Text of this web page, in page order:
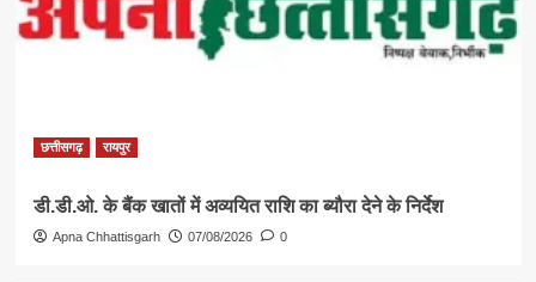
छत्तीसगढ़ रायपुर
डी.डी.ओ. के बैंक खातों में अव्ययित राशि का ब्यौरा देने के निर्देश
Apna Chhattisgarh 07/08/2026 0